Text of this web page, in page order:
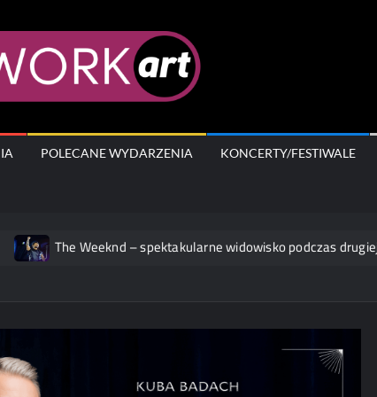
POLECANE WYDARZENIA KONCERTY/FESTIWALE
The Weeknd – spektakularne widowisko podczas drugiej nocy